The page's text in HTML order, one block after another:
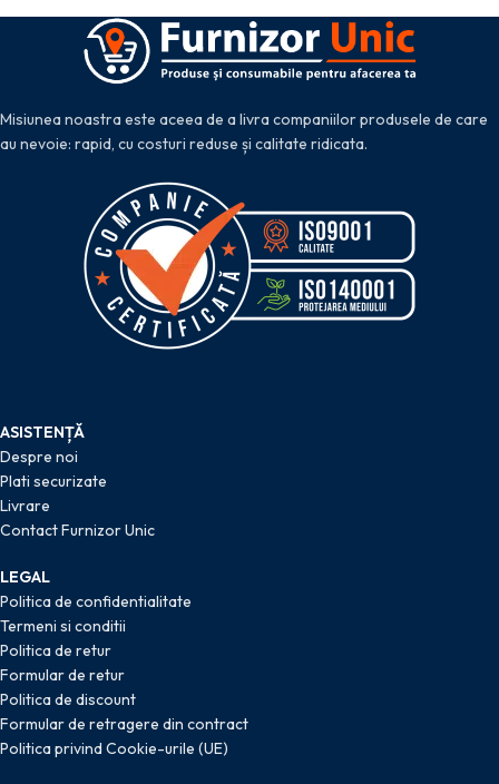
Misiunea noastra este aceea de a livra companiilor produsele de care
au nevoie: rapid, cu costuri reduse și calitate ridicata.
ASISTENȚĂ
Despre noi
Plati securizate
Livrare
Contact Furnizor Unic
LEGAL
Politica de confidentialitate
Termeni si conditii
Politica de retur
Formular de retur
Politica de discount
Formular de retragere din contract
Politica privind Cookie-urile (UE)